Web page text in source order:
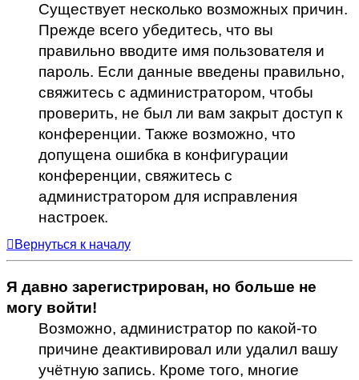
Существует несколько возможных причин.
Прежде всего убедитесь, что вы
правильно вводите имя пользователя и
пароль. Если данные введены правильно,
свяжитесь с администратором, чтобы
проверить, не был ли вам закрыт доступ к
конференции. Также возможно, что
допущена ошибка в конфигурации
конференции, свяжитесь с
администратором для исправления
настроек.
Вернуться к началу
Я давно зарегистрирован, но больше не
могу войти!
Возможно, администратор по какой-то
причине деактивировал или удалил вашу
учётную запись. Кроме того, многие